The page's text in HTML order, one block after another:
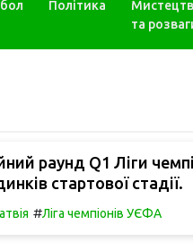
Політика
та
раунд Q1 Ліги
стартової стадії.
#Ліга чемпіонів УЄФА